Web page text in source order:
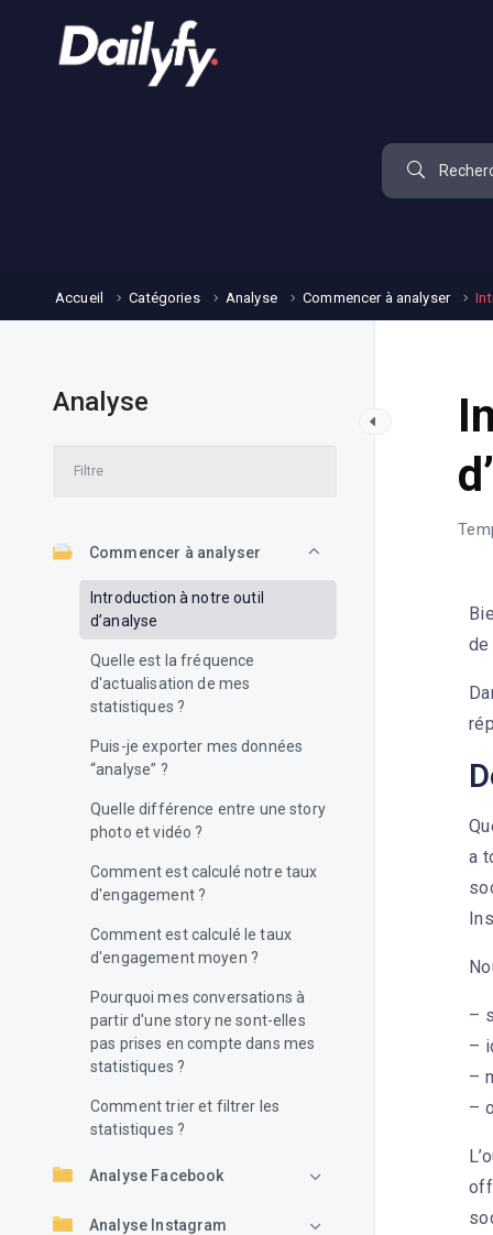
Accueil Catégories Analyse Commencer à analyser
Analyse
Commencer à analyser
Introduction à notre outil
d’analyse
Quelle est la fréquence
d'actualisation de mes
statistiques ?
Puis-je exporter mes données
“analyse” ?
Quelle différence entre une story
photo et vidéo ?
Comment est calculé notre taux
d'engagement ?
Comment est calculé le taux
d'engagement moyen ?
Pourquoi mes conversations à
partir d'une story ne sont-elles
pas prises en compte dans mes
statistiques ?
Comment trier et filtrer les
statistiques ?
Analyse Facebook
Analyse Instagram
de
a
–
–
–
–